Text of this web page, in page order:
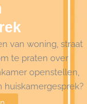
van woning, straat
te praten over
openstellen,
huiskamergesprek?